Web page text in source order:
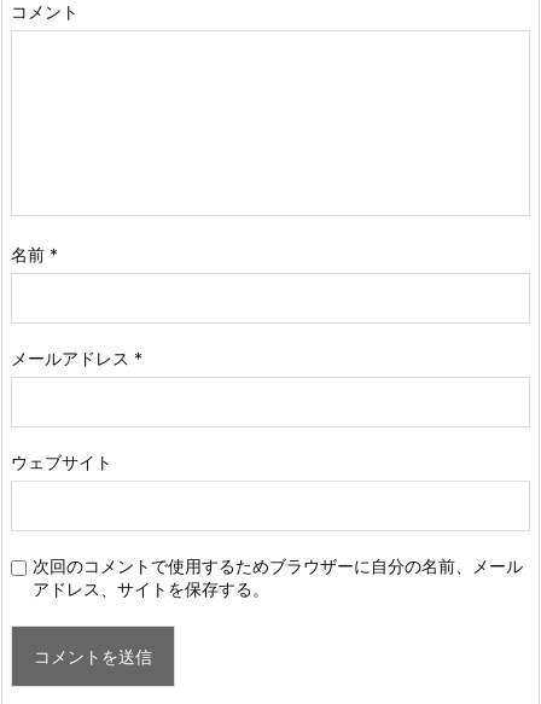
コメント
名前 *
メールアドレス *
ウェブサイト
次回のコメントで使用するためブラウザーに自分の名前、メール
アドレス、サイトを保存する。